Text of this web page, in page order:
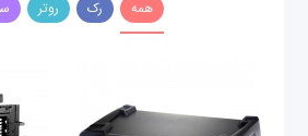
همه رک روتر